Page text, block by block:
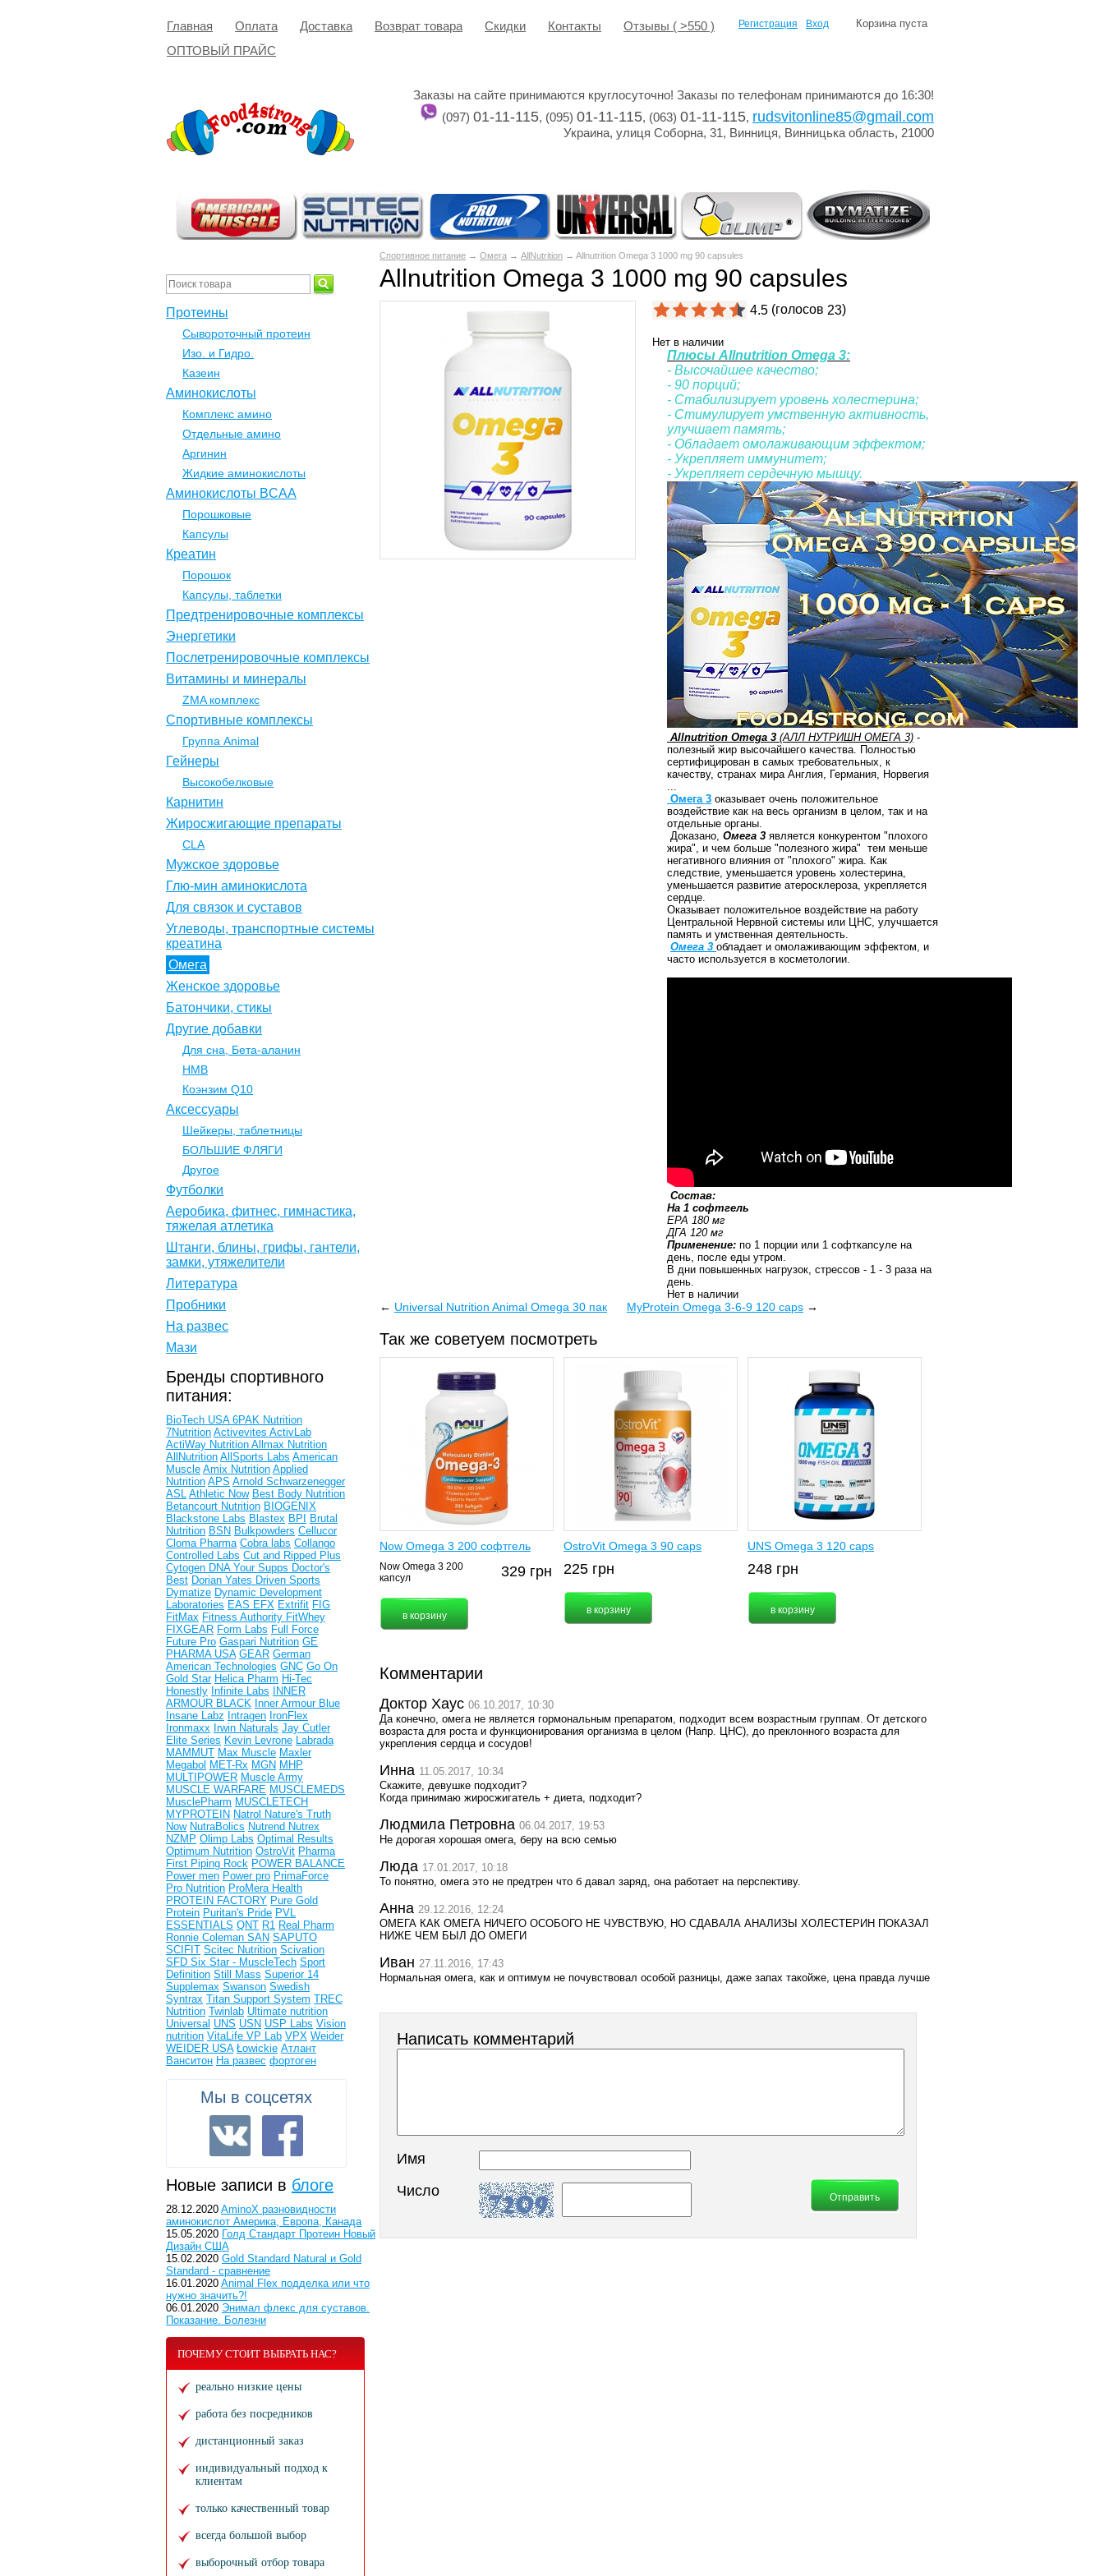
Главная Оплата Доставка Возврат товара Cкидки Контакты
Отзывы ( >550 )
ОПТОВЫЙ ПРАЙС
Корзина пуста
Регистрация Вход
Заказы на сайте принимаются круглосуточно! Заказы по телефонам принимаются до 16:30!
(097) 01-11-115, (095) 01-11-115, (063) 01-11-115, rudsvitonline85@gmail.com
Украина, улиця Соборна, 31, Винниця, Винницька область, 21000
Спортивное питание → Омега → AllNutrition → Allnutrition Omega 3 1000 mg 90 capsules
Allnutrition Omega 3 1000 mg 90 capsules
4.5 (голосов 23)
Нет в наличии
Плюсы Allnutrition Omega 3:
- Высочайшее качество;
- 90 порций;
- Стабилизирует уровень холестерина;
- Стимулирует умственную активность,
улучшает память;
- Обладает омолаживающим эффектом;
- Укрепляет иммунитет;
- Укрепляет сердечную мышцу.
Allnutrition Omega 3 (АЛЛ НУТРИШН ОМЕГА 3) -
полезный жир высочайшего качества. Полностью
сертифицирован в самых требовательных, к
качеству, странах мира Англия, Германия, Норвегия
...
Омега 3 оказывает очень положительное
воздействие как на весь организм в целом, так и на
отдельные органы.
Доказано, Омега 3 является конкурентом "плохого
жира", и чем больше "полезного жира" тем меньше
негативного влияния от "плохого" жира. Как
следствие, уменьшается уровень холестерина,
уменьшается развитие атеросклероза, укрепляется
сердце.
Оказывает положительное воздействие на работу
Центральной Нервной системы или ЦНС, улучшается
память и умственная деятельность.
Омега 3 обладает и омолаживающим эффектом, и
часто используется в косметологии.
Состав:
На 1 софтгель
EPA 180 мг
ДГА 120 мг
Применение: по 1 порции или 1 софткапсуле на
день, после еды утром.
В дни повышенных нагрузок, стрессов - 1 - 3 раза на
день.
Нет в наличии
← Universal Nutrition Animal Omega 30 пак MyProtein Omega 3-6-9 120 caps →
Так же советуем посмотреть
Now Omega 3 200 софтгель
Now Omega 3 200
капсул
329 грн
OstroVit Omega 3 90 caps
225 грн
UNS Omega 3 120 caps
248 грн
Комментарии
Доктор Хаус 06.10.2017, 10:30
Да конечно, омега не является гормональным препаратом, подходит всем возрастным группам. От детского
возраста для роста и функционирования организма в целом (Напр. ЦНС), до преклонного возраста для
укрепления сердца и сосудов!
Инна 11.05.2017, 10:34
Скажите, девушке подходит?
Когда принимаю жиросжигатель + диета, подходит?
Людмила Петровна 06.04.2017, 19:53
Не дорогая хорошая омега, беру на всю семью
Люда 17.01.2017, 10:18
То понятно, омега это не предтрен что б давал заряд, она работает на перспективу.
Анна 29.12.2016, 12:24
ОМЕГА КАК ОМЕГА НИЧЕГО ОСОБОГО НЕ ЧУВСТВУЮ, НО СДАВАЛА АНАЛИЗЫ ХОЛЕСТЕРИН ПОКАЗАЛ
НИЖЕ ЧЕМ БЫЛ ДО ОМЕГИ
Иван 27.11.2016, 17:43
Нормальная омега, как и оптимум не почувствовал особой разницы, даже запах такойже, цена правда лучше
Написать комментарий
Имя
Число
Протеины
Сывороточный протеин
Изо. и Гидро.
Казеин
Аминокислоты
Комплекс амино
Отдельные амино
Аргинин
Жидкие аминокислоты
Аминокислоты BCAA
Порошковые
Капсулы
Креатин
Порошок
Капсулы, таблетки
Предтренировочные комплексы
Энергетики
Послетренировочные комплексы
Витамины и минералы
ZMA комплекс
Спортивные комплексы
Группа Animal
Гейнеры
Высокобелковые
Карнитин
Жиросжигающие препараты
CLA
Мужское здоровье
Глю-мин аминокислота
Для связок и суставов
Углеводы, транспортные системы
креатина
Омега
Женское здоровье
Батончики, стикы
Другие добавки
Для сна, Бета-аланин
НМВ
Коэнзим Q10
Аксессуары
Шейкеры, таблетницы
БОЛЬШИЕ ФЛЯГИ
Другое
Футболки
Аеробика, фитнес, гимнастика,
тяжелая атлетика
Штанги, блины, грифы, гантели,
замки, утяжелители
Литература
Пробники
На развес
Мази
Бренды спортивного
питания:
BioTech USA 6PAK Nutrition
7Nutrition Activevites ActivLab
ActiWay Nutrition Allmax Nutrition
AllNutrition AllSports Labs American
Muscle Amix Nutrition Applied
Nutrition APS Arnold Schwarzenegger
ASL Athletic Now Best Body Nutrition
Betancourt Nutrition BIOGENIX
Blackstone Labs Blastex BPI
Brutal
Nutrition BSN Bulkpowders Cellucor
Cloma Pharma Cobra labs Collango
Controlled Labs Cut and Ripped Plus
Cytogen DNA Your Supps Doctor's
Best Dorian Yates Driven Sports
Dymatize Dynamic Development
Laboratories EAS EFX Extrifit FIG
FitMax Fitness Authority FitWhey
FIXGEAR Form Labs Full Force
Future Pro Gaspari Nutrition GE
PHARMA USA GEAR German
American Technologies GNC Go On
Gold Star Helica Pharm Hi-Tec
Honestly Infinite Labs
INNER
ARMOUR BLACK Inner Armour Blue
Insane Labz Intragen IronFlex
Ironmaxx Irwin Naturals Jay Cutler
Elite Series Kevin Levrone Labrada
MAMMUT Max Muscle Maxler
Megabol MET-Rx MGN MHP
MULTIPOWER Muscle Army
MUSCLE WARFARE MUSCLEMEDS
MusclePharm MUSCLETECH
MYPROTEIN Natrol Nature's Truth
Now NutraBolics Nutrend Nutrex
NZMP Olimp Labs Optimal Results
Optimum Nutrition OstroVit Pharma
First Piping Rock POWER BALANCE
Power men Power pro PrimaForce
Pro Nutrition ProMera Health
PROTEIN FACTORY Pure Gold
Protein Puritan's Pride PVL
ESSENTIALS QNT R1 Real Pharm
Ronnie Coleman SAN SAPUTO
SCIFIT Scitec Nutrition Scivation
SFD Six Star - MuscleTech Sport
Definition Still Mass Superior 14
Supplemax Swanson Swedish
Syntrax Titan Support System TREC
Nutrition Twinlab Ultimate nutrition
Universal UNS USN USP Labs Vision
nutrition VitaLife VP Lab VPX Weider
WEIDER USA Łowickie Атлант
Ванситон На развес фортоген
Мы в соцсетях
Новые записи в блоге
28.12.2020 AminoX разновидности
аминокислот Америка, Европа, Канада
15.05.2020 Голд Стандарт Протеин Новый
Дизайн США
15.02.2020 Gold Standard Natural и Gold
Standard - сравнение
16.01.2020 Animal Flex подделка или что
нужно значить?!
06.01.2020 Энимал флекс для суставов.
Показание. Болезни
ПОЧЕМУ СТОИТ ВЫБРАТЬ НАС?
реально низкие цены
работа без посредников
дистанционный заказ
индивидуальный подход к
клиентам
только качественный товар
всегда большой выбор
выборочный отбор товара